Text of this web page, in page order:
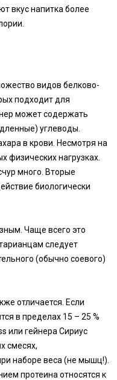
вкус напитка более
видов белково-
подходит для
может содержать
углеводы.
в крови. Несмотря на
физических нагрузках.
много. Вторые
биологически
Чаще всего это
следует
(обычно соевого)
отличается. Если
в пределах 15 – 25 %
или гейнера Сириус
смесях,
наборе веса (не мышц!).
протеина относятся к